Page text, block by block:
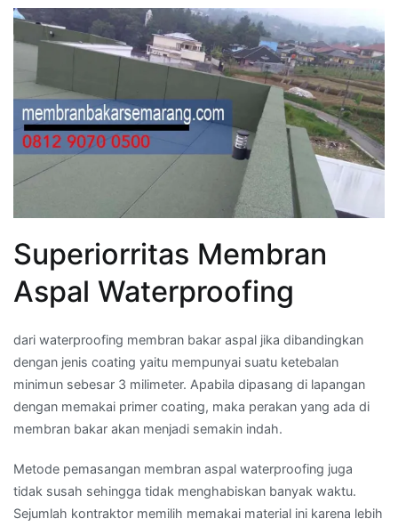
Superiorritas Membran
Aspal Waterproofing
dari waterproofing membran bakar aspal jika dibandingkan
dengan jenis coating yaitu mempunyai suatu ketebalan
minimun sebesar 3 milimeter. Apabila dipasang di lapangan
dengan memakai primer coating, maka perakan yang ada di
membran bakar akan menjadi semakin indah.
Metode pemasangan membran aspal waterproofing juga
tidak susah sehingga tidak menghabiskan banyak waktu.
Sejumlah kontraktor memilih memakai material ini karena lebih